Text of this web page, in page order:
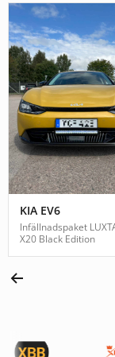
KIA EV6
Infällnadspaket
X20 Black Edition